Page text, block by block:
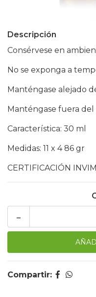
Descripción
Consérvese en
No se exponga a
Manténgase alejado
Manténgase fuera del
Característica: 30 ml
Medidas: 11 x 4 86 gr
CERTIFICACIÓN
-
Compartir: